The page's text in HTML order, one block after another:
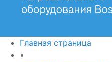
Главная страница
•